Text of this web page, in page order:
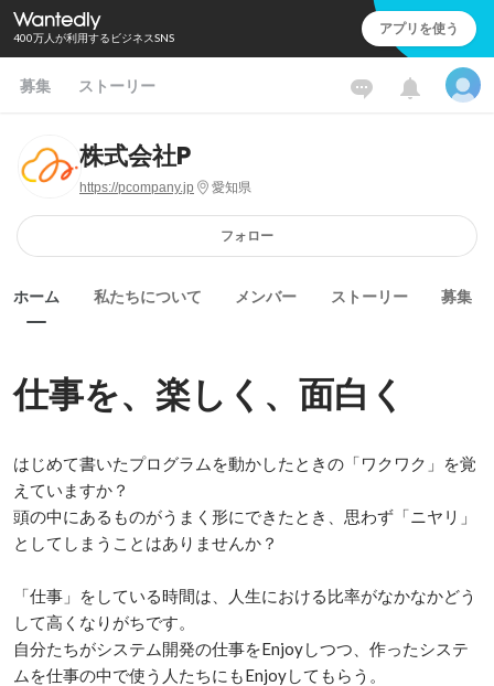
400万人が利用するビジネスSNS アプリを使う
募集 ストーリー
株式会社P
https://pcompany.jp 愛知県
フォロー
ホーム 私たちについて メンバー ストーリー 募集
仕事を、楽しく、面白く
はじめて書いたプログラムを動かしたときの「ワクワク」を覚
えていますか？
頭の中にあるものがうまく形にできたとき、思わず「ニヤリ」
としてしまうことはありませんか？
「仕事」をしている時間は、人生における比率がなかなかどう
して高くなりがちです。
自分たちがシステム開発の仕事をEnjoyしつつ、作ったシステ
ムを仕事の中で使う人たちにもEnjoyしてもらう。